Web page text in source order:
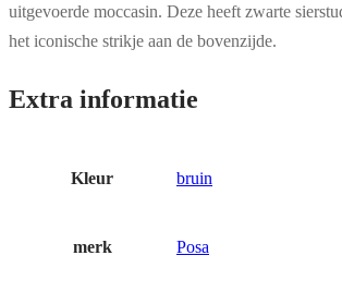
uitgevoerde moccasin. Deze heeft zwarte
het iconische strikje aan de bovenzijde.
Extra informatie
Kleur bruin
merk Posa